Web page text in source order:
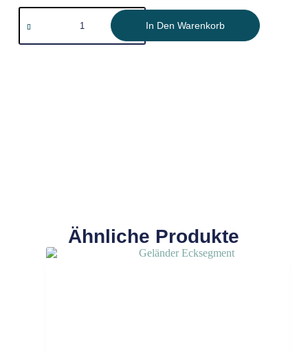
In Den Warenkorb
Ähnliche Produkte